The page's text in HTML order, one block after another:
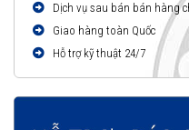
Dịch vụ sau bán bán hàng
Giao hàng toàn Quốc
Hỗ trợ kỹ thuật 24/7